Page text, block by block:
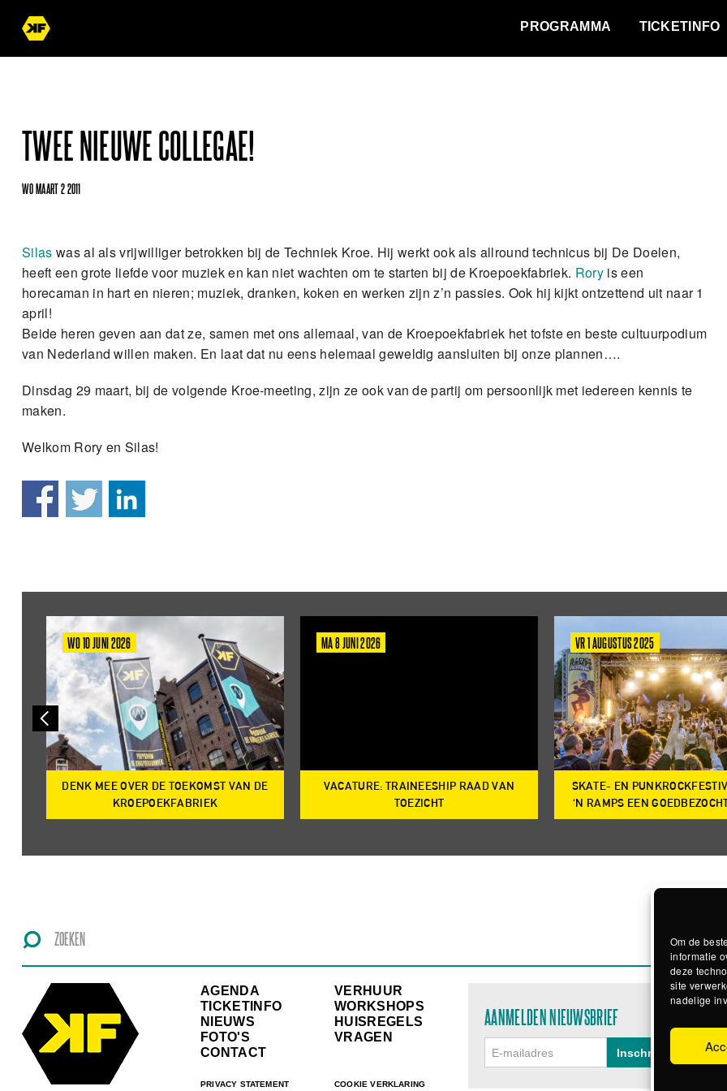
Om de
informatie
deze
site
nadelige
PROGRAMMA TICKETINFO
TWEE NIEUWE COLLEGAE!
WO MAART 2 2011
Silas was al als vrijwilliger betrokken bij de Techniek Kroe. Hij werkt ook als allround technicus bij De Doelen,
heeft een grote liefde voor muziek en kan niet wachten om te starten bij de Kroepoekfabriek. Rory is een
horecaman in hart en nieren; muziek, dranken, koken en werken zijn z’n passies. Ook hij kijkt ontzettend uit naar 1
april!
Beide heren geven aan dat ze, samen met ons allemaal, van de Kroepoekfabriek het tofste en beste cultuurpodium
van Nederland willen maken. En laat dat nu eens helemaal geweldig aansluiten bij onze plannen….
Dinsdag 29 maart, bij de volgende Kroe-meeting, zijn ze ook van de partij om persoonlijk met iedereen kennis te
maken.
Welkom Rory en Silas!
WO 10 JUNI 2026
DENK MEE OVER DE TOEKOMST VAN DE
KROEPOEKFABRIEK
MA 8 JUNI 2026
VACATURE: TRAINEESHIP RAAD VAN
TOEZICHT
VR 1 AUGUSTUS 2025
SKATE- EN
‘N RAMPS EEN
AGENDA
TICKETINFO
NIEUWS
FOTO'S
CONTACT
PRIVACY STATEMENT
VERHUUR
WORKSHOPS
HUISREGELS
VRAGEN
COOKIE VERKLARING
AANMELDEN NIEUWSBRIEF